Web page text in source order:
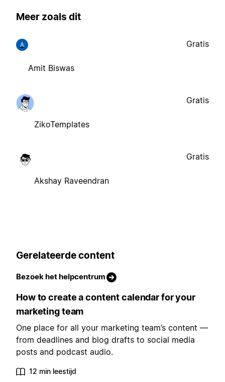
Meer zoals dit
A
Amit Biswas
Gratis
ZikoTemplates
Gratis
Akshay Raveendran
Gratis
Gerelateerde content
Bezoek het helpcentrum
How to create a content calendar for your
marketing team
One place for all your marketing team’s content —
from deadlines and blog drafts to social media
posts and podcast audio.
12 min leestijd